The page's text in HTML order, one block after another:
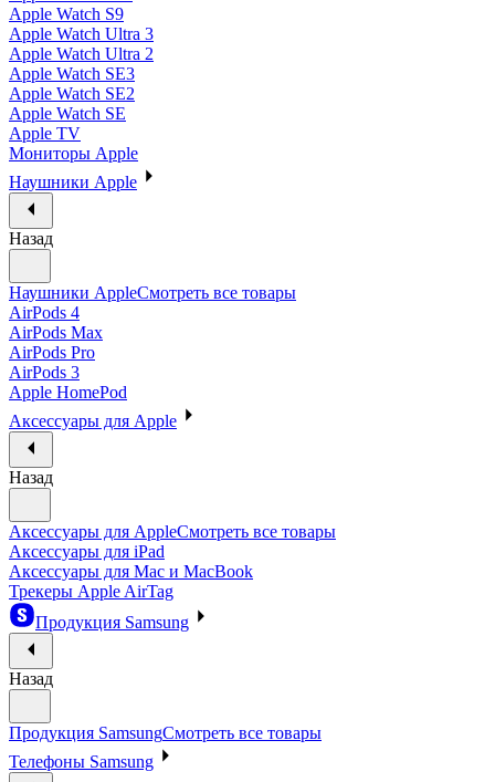
Apple Watch S9
Apple Watch Ultra 3
Apple Watch Ultra 2
Apple Watch SE3
Apple Watch SE2
Apple Watch SE
Apple TV
Мониторы Apple
Наушники Apple
Назад
Наушники AppleСмотреть все товары
AirPods 4
AirPods Max
AirPods Pro
AirPods 3
Apple HomePod
Аксессуары для Apple
Назад
Аксессуары для AppleСмотреть все товары
Аксессуары для iPad
Аксессуары для Mac и MacBook
Трекеры Apple AirTag
Продукция Samsung
Назад
Продукция SamsungСмотреть все товары
Телефоны Samsung